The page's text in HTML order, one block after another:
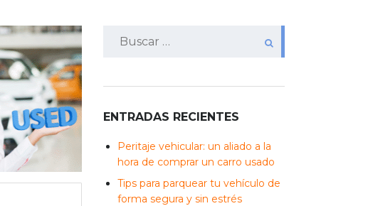
ENTRADAS RECIENTES
Peritaje vehicular: un aliado a la
hora de comprar un carro usado
Tips para parquear tu vehículo de
forma segura y sin estrés